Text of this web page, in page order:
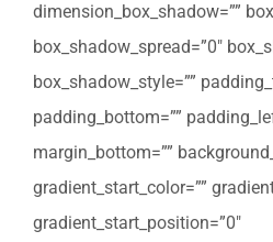
dimension_box_shadow=””
box_shadow_spread=”0″
box_shadow_style=””
padding_bottom=””
margin_bottom=””
gradient_start_color=””
gradient_start_position=”0″